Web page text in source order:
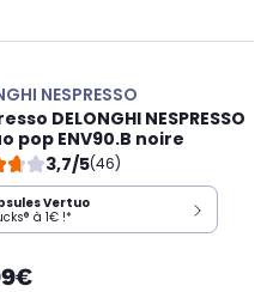
NESPRESSO
DELONGHI NESPRESSO
pop ENV90.B noire
3,7/5(46)
Vertuo
à 1€ !*